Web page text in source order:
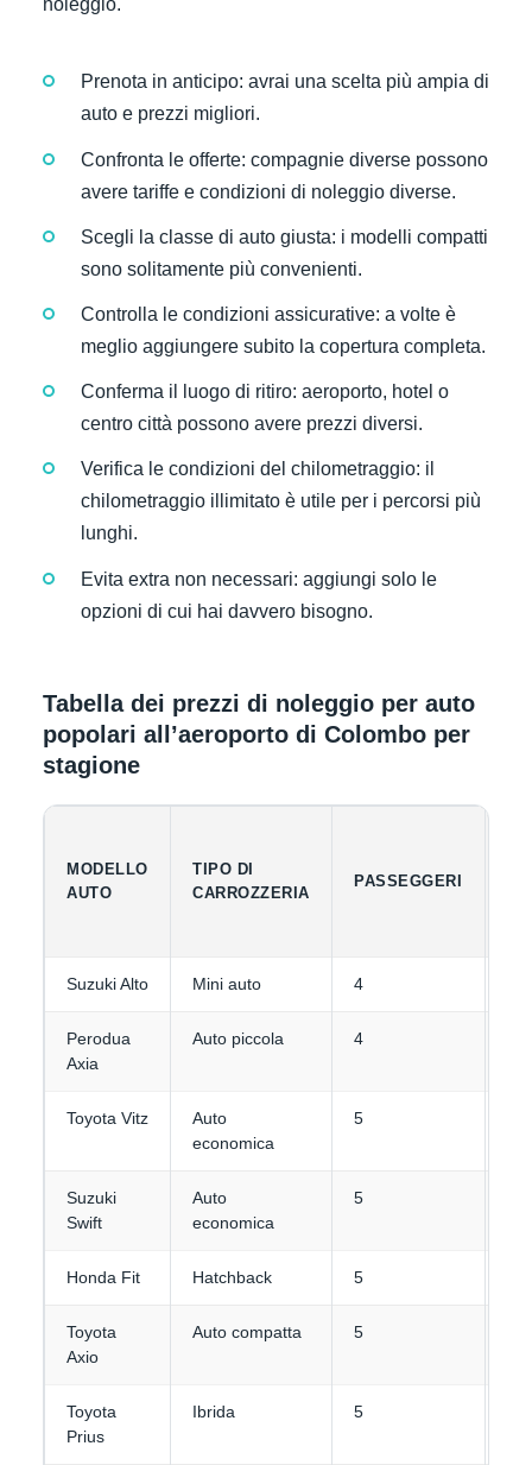
noleggio.
Prenota in anticipo: avrai una scelta più ampia di
auto e prezzi migliori.
Confronta le offerte: compagnie diverse possono
avere tariffe e condizioni di noleggio diverse.
Scegli la classe di auto giusta: i modelli compatti
sono solitamente più convenienti.
Controlla le condizioni assicurative: a volte è
meglio aggiungere subito la copertura completa.
Conferma il luogo di ritiro: aeroporto, hotel o
centro città possono avere prezzi diversi.
Verifica le condizioni del chilometraggio: il
chilometraggio illimitato è utile per i percorsi più
lunghi.
Evita extra non necessari: aggiungi solo le
opzioni di cui hai davvero bisogno.
Tabella dei prezzi di noleggio per auto
popolari all’aeroporto di Colombo per
stagione
MODELLO
AUTO
TIPO DI
CARROZZERIA
PASSEGGERI
Suzuki Alto Mini auto 4
Perodua
Axia
Auto piccola 4
Toyota Vitz
Auto
economica
5
Suzuki
Swift
Auto
economica
5
Honda Fit Hatchback 5
Toyota
Axio
Auto compatta 5
Toyota
Prius
Ibrida 5